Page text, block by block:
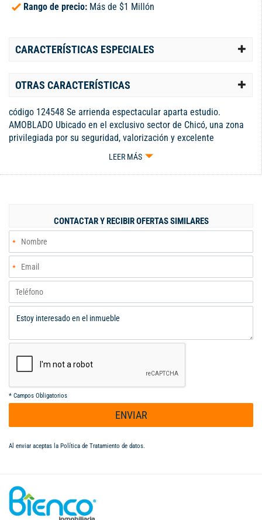
Rango de precio: Más de $1 Millón
CARACTERÍSTICAS ESPECIALES
OTRAS CARACTERÍSTICAS
código 124548 Se arrienda espectacular aparta estudio.
AMOBLADO Ubicado en el exclusivo sector de Chicó, una zona
privilegiada por su seguridad, valorización y excelente
ubicación. Características de la aparta estudio: Totalmente
amoblado 1 habitación cómoda 1 baño moderno Terraza privada
Cocina integral equipada Agua caliente Pisos en madera
profesionales o personas que buscan comodidad inmediata en
una de las mejores zonas de la ciudad. Vive con estilo, confort y
todo a tu alcance. ¡Contáctanos y agenda tu visita! Código
interno: A124548
LEER MÁS
CONTACTAR Y RECIBIR OFERTAS SIMILARES
* Campos Obligatorios
ENVIAR
Al enviar aceptas la Política de Tratamiento de datos.